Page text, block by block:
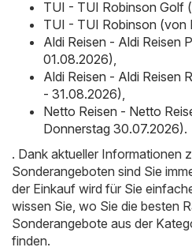
TUI - TUI Robinson Golf
TUI - TUI Robinson (von
Aldi Reisen - Aldi Reisen
01.08.2026)
Aldi Reisen - Aldi Reisen
- 31.08.2026)
Netto Reisen - Netto
Donnerstag 30.07.2026).
. Dank aktueller Informationen
Sonderangeboten sind Sie
der Einkauf wird für Sie
wissen Sie, wo Sie die besten
Sonderangebote aus der
finden.